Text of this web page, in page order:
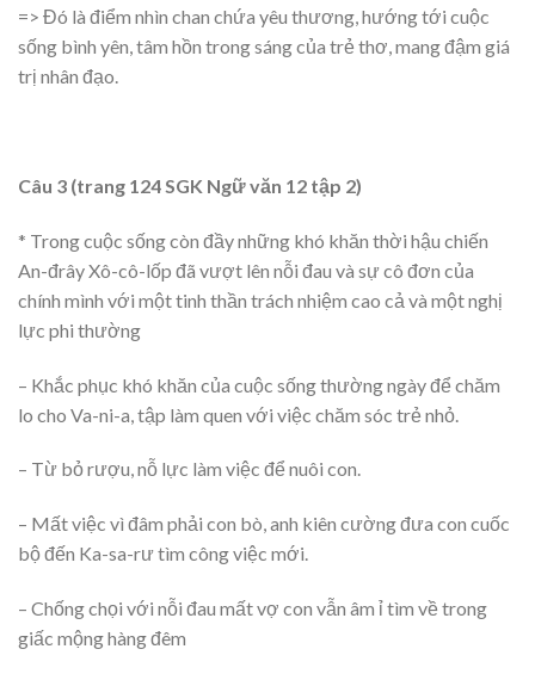
=> Đó là điểm nhìn chan chứa yêu thương, hướng tới cuộc
sống bình yên, tâm hồn trong sáng của trẻ thơ, mang đậm giá
trị nhân đạo.
Câu 3 (trang 124 SGK Ngữ văn 12 tập 2)
* Trong cuộc sống còn đầy những khó khăn thời hậu chiến
An-đrây Xô-cô-lốp đã vượt lên nỗi đau và sự cô đơn của
chính mình với một tinh thần trách nhiệm cao cả và một nghị
lực phi thường
– Khắc phục khó khăn của cuộc sống thường ngày để chăm
lo cho Va-ni-a, tập làm quen với việc chăm sóc trẻ nhỏ.
– Từ bỏ rượu, nỗ lực làm việc để nuôi con.
– Mất việc vì đâm phải con bò, anh kiên cường đưa con cuốc
bộ đến Ka-sa-rư tìm công việc mới.
– Chống chọi với nỗi đau mất vợ con vẫn âm ỉ tìm về trong
giấc mộng hàng đêm